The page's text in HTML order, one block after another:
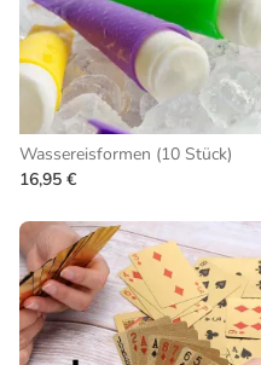
Wassereisformen (10 Stück)
16,95 €